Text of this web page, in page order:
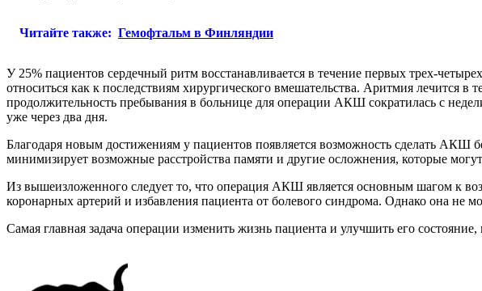
Читайте также: Гемофтальм в Финляндии
У 25% пациентов сердечный ритм восстанавливается в течение первых трех-
относиться как к последствиям хирургического вмешательства. Аритмия лечится
продолжительность пребывания в больнице для операции АКШ сократилась с
уже через два дня.
Благодаря новым достижениям у пациентов появляется возможность сделать АКШ
минимизирует возможные расстройства памяти и другие осложнения, которые
Из вышеизложенного следует то, что операция АКШ является основным шагом к
коронарных артерий и избавления пациента от болевого синдрома. Однако она не
Самая главная задача операции изменить жизнь пациента и улучшить его